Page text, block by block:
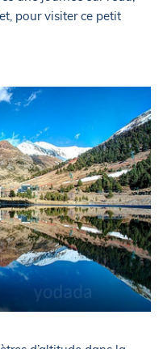
pour visiter ce petit